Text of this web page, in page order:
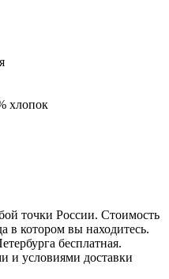
хлопок
точки России. Стоимость
в котором вы находитесь.
бесплатная.
и условиями доставки